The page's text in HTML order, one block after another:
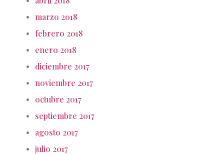
marzo 2018
febrero 2018
enero 2018
diciembre 2017
noviembre 2017
octubre 2017
septiembre 2017
agosto 2017
julio 2017